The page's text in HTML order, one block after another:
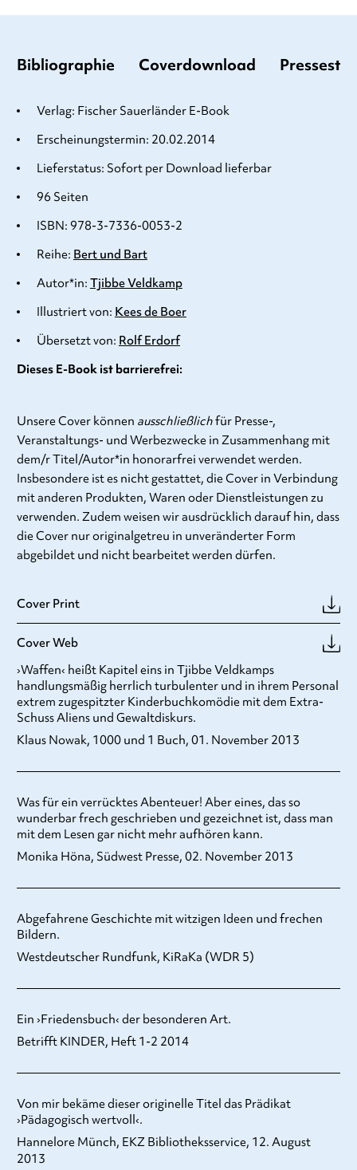
Bibliographie Coverdownload
Verlag: Fischer Sauerländer E-Book
Übersetzt von: Rolf Erdorf
Erscheinungstermin: 20.02.2014
Lieferstatus: Sofort per Download lieferbar
ISBN: 978-3-7336-0053-2
96 Seiten
Reihe: Bert und Bart
Autor*in: Tjibbe Veldkamp
Illustriert von: Kees de Boer
Dieses E-Book ist barrierefrei:
Unsere Cover können ausschließlichfür Presse-,
Veranstaltungs- und Werbezwecke in Zusammenhang mit
dem/r Titel/Autor*in honorarfrei verwendet werden.
Insbesondere ist es nicht gestattet, die Cover in Verbindung
mit anderen Produkten, Waren oder Dienstleistungen zu
verwenden. Zudem weisen wir ausdrücklich darauf hin, dass
die Cover nur originalgetreu in unveränderter Form
abgebildet und nicht bearbeitet werden dürfen.
Cover Print
Cover Web
›Waffen‹ heißt Kapitel eins in Tjibbe Veldkamps
handlungsmäßig herrlich turbulenter und in ihrem Personal
extrem zugespitzter Kinderbuchkomödie mit dem Extra-
Schuss Aliens und Gewaltdiskurs.
Klaus Nowak, 1000 und 1 Buch, 01. November 2013
Was für ein verrücktes Abenteuer! Aber eines, das so
wunderbar frech geschrieben und gezeichnet ist, dass man
mit dem Lesen gar nicht mehr aufhören kann.
Monika Höna, Südwest Presse, 02. November 2013
Abgefahrene Geschichte mit witzigen Ideen und frechen
Bildern.
Westdeutscher Rundfunk, KiRaKa (WDR 5)
Ein ›Friedensbuch‹ der besonderen Art.
Betrifft KINDER, Heft 1-2 2014
Von mir bekäme dieser originelle Titel das Prädikat
›Pädagogisch wertvoll‹.
Hannelore Münch, EKZ Bibliotheksservice, 12. August
2013